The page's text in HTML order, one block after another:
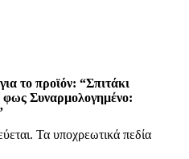
το προϊόν: “Σπιτάκι
Συναρμολογημένο:
Τα υποχρεωτικά πεδία